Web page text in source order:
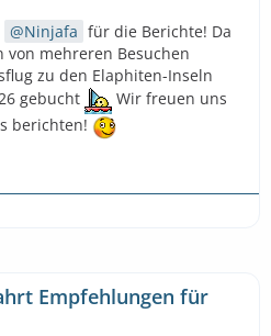
Ninjafa für die Berichte! Da
mehreren Besuchen
zu den Elaphiten-Inseln
gebucht
Wir freuen uns
berichten!
Empfehlungen für